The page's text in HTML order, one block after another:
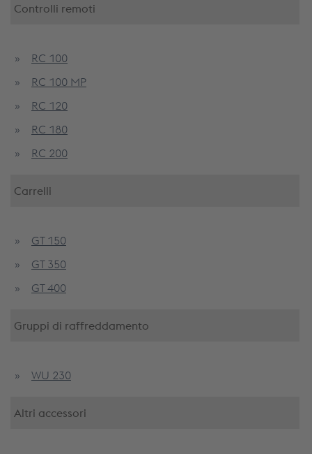
Controlli remoti
RC 100
RC 100 MP
RC 120
RC 180
RC 200
Carrelli
GT 150
GT 350
GT 400
Gruppi di raffreddamento
WU 230
Altri accessori